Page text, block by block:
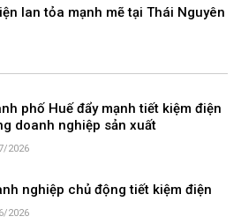
lan tỏa mạnh mẽ tại Thái Nguyên
phố Huế đẩy mạnh tiết kiệm điện
doanh nghiệp sản xuất
2026
nghiệp chủ động tiết kiệm điện
2026